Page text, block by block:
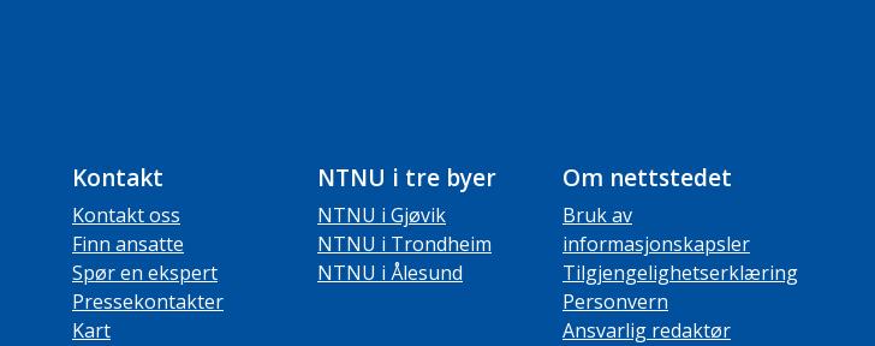
Kontakt
Kontakt oss
Finn ansatte
Spør en ekspert
Pressekontakter
Kart
NTNU i tre byer
NTNU i Gjøvik
NTNU i Trondheim
NTNU i Ålesund
Om nettstedet
Bruk av
informasjonskapsler
Tilgjengelighetserklæring
Personvern
Ansvarlig redaktør